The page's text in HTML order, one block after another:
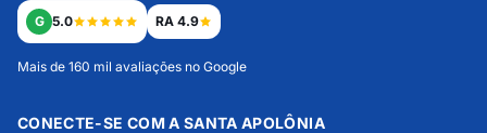
G 5.0 RA 4.9
Mais de 160 mil avaliações no Google
CONECTE-SE COM A SANTA APOLÔNIA